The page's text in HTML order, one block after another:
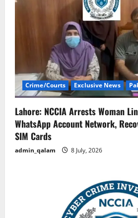
Crime/Courts Exclusive News
Lahore: NCCIA Arrests Woman
WhatsApp Account Network,
SIM Cards
admin_qalam 8 July, 2026